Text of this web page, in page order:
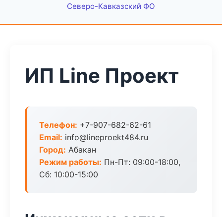
Северо-Кавказский ФО
ИП Line Проект
Телефон: +7-907-682-62-61
Email: info@lineproekt484.ru
Город: Абакан
Режим работы: Пн-Пт: 09:00-18:00,
Сб: 10:00-15:00